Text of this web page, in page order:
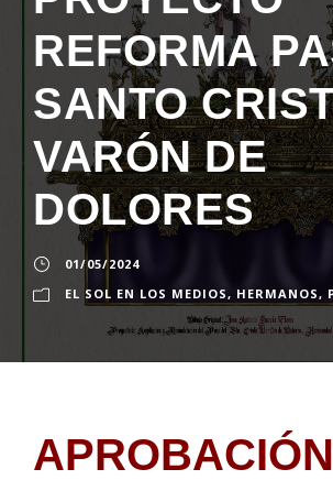
REFORMA
SANTO
VARÓN DE
DOLORES
01/05/2024
EL SOL EN LOS MEDIOS, HERMANOS,